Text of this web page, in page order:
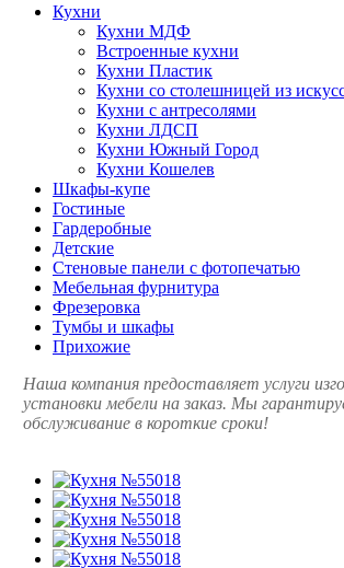
Кухни
Кухни МДФ
Встроенные кухни
Кухни Пластик
Кухни со столешницей из
Кухни с антресолями
Кухни ЛДСП
Кухни Южный Город
Кухни Кошелев
Шкафы-купе
Гостиные
Гардеробные
Детские
Стеновые панели с фотопечатью
Мебельная фурнитура
Фрезеровка
Тумбы и шкафы
Прихожие
Наша компания предоставляет услуги
установки мебели на заказ. Мы
обслуживание в короткие сроки!